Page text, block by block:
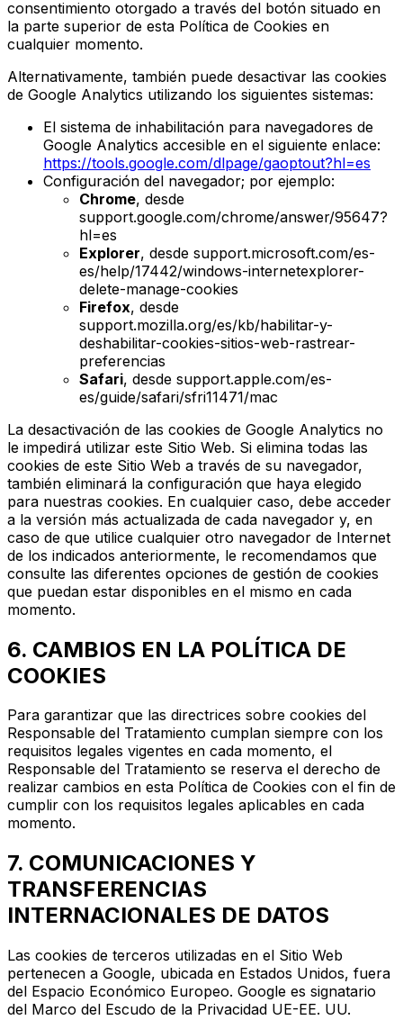
consentimiento otorgado a través del botón situado en
la parte superior de esta Política de Cookies en
cualquier momento.
Alternativamente, también puede desactivar las cookies
de Google Analytics utilizando los siguientes sistemas:
El sistema de inhabilitación para navegadores de
Google Analytics accesible en el siguiente enlace:
https://tools.google.com/dlpage/gaoptout?hl=es
Configuración del navegador; por ejemplo:
Chrome, desde
support.google.com/chrome/answer/95647?
hl=es
Explorer, desde support.microsoft.com/es-
es/help/17442/windows-internetexplorer-
delete-manage-cookies
Firefox, desde
support.mozilla.org/es/kb/habilitar-y-
deshabilitar-cookies-sitios-web-rastrear-
preferencias
Safari, desde support.apple.com/es-
es/guide/safari/sfri11471/mac
La desactivación de las cookies de Google Analytics no
le impedirá utilizar este Sitio Web. Si elimina todas las
cookies de este Sitio Web a través de su navegador,
también eliminará la configuración que haya elegido
para nuestras cookies. En cualquier caso, debe acceder
a la versión más actualizada de cada navegador y, en
caso de que utilice cualquier otro navegador de Internet
de los indicados anteriormente, le recomendamos que
consulte las diferentes opciones de gestión de cookies
que puedan estar disponibles en el mismo en cada
momento.
6. CAMBIOS EN LA POLÍTICA DE
COOKIES
Para garantizar que las directrices sobre cookies del
Responsable del Tratamiento cumplan siempre con los
requisitos legales vigentes en cada momento, el
Responsable del Tratamiento se reserva el derecho de
realizar cambios en esta Política de Cookies con el fin de
cumplir con los requisitos legales aplicables en cada
momento.
7. COMUNICACIONES Y
TRANSFERENCIAS
INTERNACIONALES DE DATOS
Las cookies de terceros utilizadas en el Sitio Web
pertenecen a Google, ubicada en Estados Unidos, fuera
del Espacio Económico Europeo. Google es signatario
del Marco del Escudo de la Privacidad UE-EE. UU.